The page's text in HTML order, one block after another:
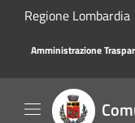
Salta al contenuto
Regione Lombardia
Amministrazione